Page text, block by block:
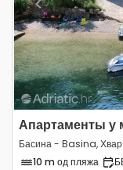
Previous
Апартаменты у
Басина - Basina,
10 m од пляжа